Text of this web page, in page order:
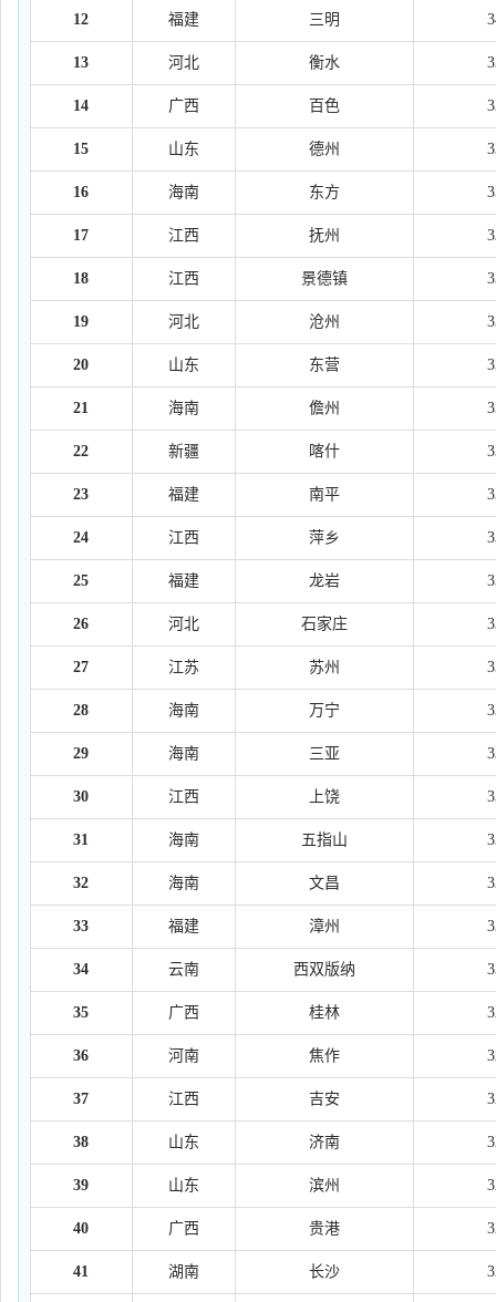
12 福建 三明
13 河北 衡水
14 广西 百色
15 山东 德州
16 海南 东方
17 江西 抚州
18 江西 景德镇
19 河北 沧州
20 山东 东营
21 海南 儋州
22 新疆 喀什
23 福建 南平
24 江西 萍乡
25 福建 龙岩
26 河北 石家庄
27 江苏 苏州
28 海南 万宁
29 海南 三亚
30 江西 上饶
31 海南 五指山
32 海南 文昌
33 福建 漳州
34 云南 西双版纳
35 广西 桂林
36 河南 焦作
37 江西 吉安
38 山东 济南
39 山东 滨州
40 广西 贵港
41 湖南 长沙